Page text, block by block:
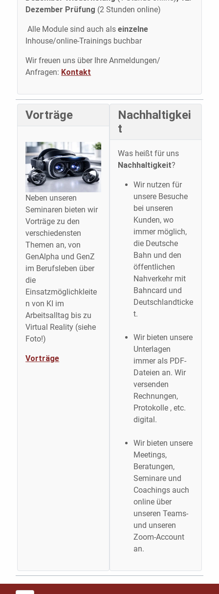
Dezember Prüfung (2 Stunden online)
Alle Module sind auch alseinzelne
Inhouse/online-Trainings buchbar
Wir freuen uns über Ihre Anmeldungen/
Anfragen: Kontakt
Vorträge
Neben unseren
Seminaren bieten wir
Vorträge zu den
verschiedensten
Themen an, von
GenAlpha und GenZ
im Berufsleben über
die
Einsatzmöglichkleite
n von KI im
Arbeitsalltag bis zu
Virtual Reality (siehe
Foto!)
Vorträge
Nachhaltigkei
t
Was heißt für uns
Nachhaltigkeit?
Wir nutzen für
unsere Besuche
bei unseren
Kunden, wo
immer möglich,
die Deutsche
Bahn und den
öffentlichen
Nahverkehr mit
Bahncard und
Deutschlandticke
t.
Wir bieten unsere
Unterlagen
immer als PDF-
Dateien an. Wir
versenden
Rechnungen,
Protokolle , etc.
digital.
Wir bieten unsere
Meetings,
Beratungen,
Seminare und
Coachings auch
online über
unseren Teams-
und unseren
Zoom-Account
an.